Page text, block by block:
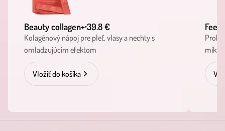
Beauty collagen+•39.8 €
Kolagénový nápoj pre pleť, vlasy a nechty s
omladzujúcim efektom
Vložiť do košíka
Feel